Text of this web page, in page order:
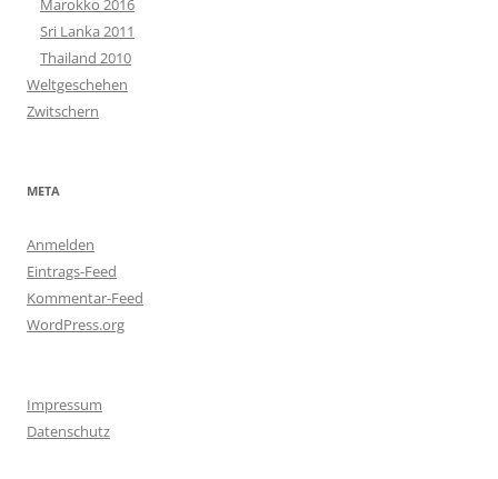
Marokko 2016
Sri Lanka 2011
Thailand 2010
Weltgeschehen
Zwitschern
META
Anmelden
Eintrags-Feed
Kommentar-Feed
WordPress.org
Impressum
Datenschutz